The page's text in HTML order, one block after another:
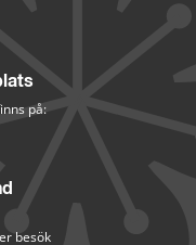
på:
besök